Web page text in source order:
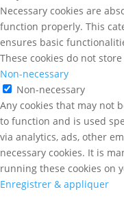
Necessary cookies are
function properly. This
ensures basic
These cookies do not
Non-necessary
Non-necessary
Any cookies that may not
to function and is used
via analytics, ads, other
necessary cookies. It is
running these cookies on
Enregistrer & appliquer